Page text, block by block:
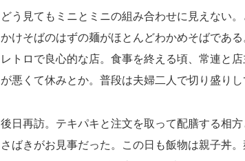
どう見てもミニとミニの組み合わせに見えない
かけそばのはずの麺がほとんどわかめそばであ
レトロで良心的な店。食事を終える頃、常連と
が悪くて休みとか。普段は夫婦二人で切り盛りし
後日再訪。テキパキと注文を取って配膳する相
さばきがお見事だった。 この日も飯物は親子丼。